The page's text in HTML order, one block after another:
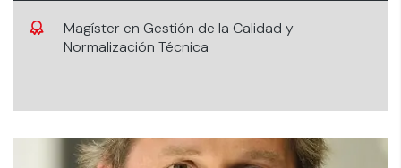
Magíster en Gestión de la Calidad y
Normalización Técnica